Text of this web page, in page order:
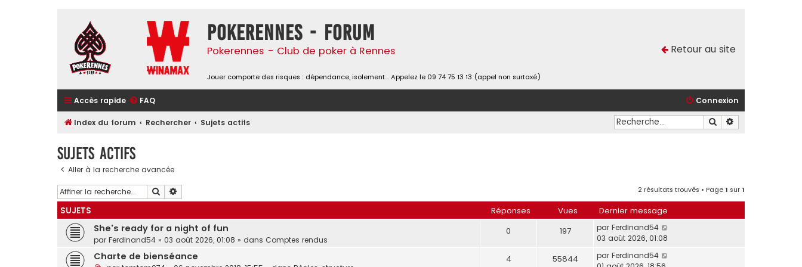
Pokerennes - Forum
Pokerennes - Club de poker à Rennes
Jouer comporte des risques : dépendance, isolement… Appelez le 09 74 75 13 13 (appel non surtaxé)
Retour au site
Accès rapide FAQ Connexion
Index du forum Rechercher Sujets actifs Rechercher
Sujets actifs
Aller à la recherche avancée
Rechercher 2 résultats trouvés • Page1 sur1
SUJETS Réponses Vues Dernier message
She's ready for a night of fun
par Ferdinand54 » 03 août 2026, 01:08 » dans Comptes rendus
0 197 par Ferdinand54
03 août 2026, 01:08
Charte de bienséance 4 55844 par Ferdinand54